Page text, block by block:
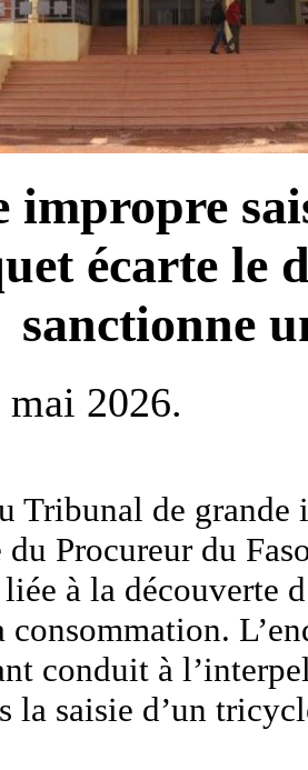
impropre
écarte le
sanctionne
2026.
Tribunal de grande
Procureur du
à la découverte
consommation.
conduit à
la saisie d’un